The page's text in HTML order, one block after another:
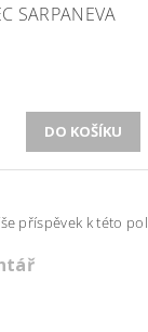
SARPANEVA
příspěvek k této